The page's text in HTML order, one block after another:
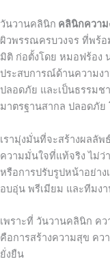
วันวานคลินิก คลินิกความ
ผิวพรรณครบวงจร ที่พร้
มิติ ก่อตั้งโดย หมอฟร้อง
ประสบการณ์ด้านความง
ปลอดภัย และเป็นธรรมช
มาตรฐานสากล ปลอดภัย
เรามุ่งมั่นที่จะสร้างผลลั
ความมั่นใจที่แท้จริง ไม่ว่
หรือการปรับรูปหน้าอย่า
อบอุ่น พรีเมียม และทีม
เพราะที่ วันวานคลินิก ค
คือการสร้างความสุข คว
ยั่งยืน